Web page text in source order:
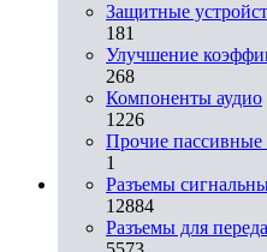
Защитные
181
Улучшение
268
Компоненты аудио
1226
Прочие пассивные
1
Разъeмы
12884
Разъeмы для